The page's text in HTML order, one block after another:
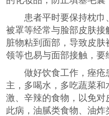
患者平时要保持枕巾
被罩等经常与脸部皮肤
脏物粘到面部，导致皮
领等也易与面部接触，要
做好饮食工作，痤疮
主，多喝水，多吃蔬菜和
激、辛辣的食物，以免
此病，油腻类食物、油